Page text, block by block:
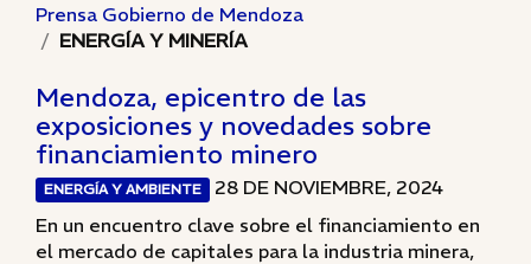
Prensa Gobierno de Mendoza
ENERGÍA Y MINERÍA
Mendoza, epicentro de las
exposiciones y novedades sobre
financiamiento minero
ENERGÍA Y AMBIENTE
28 DE NOVIEMBRE, 2024
En un encuentro clave sobre el financiamiento en
el mercado de capitales para la industria minera,